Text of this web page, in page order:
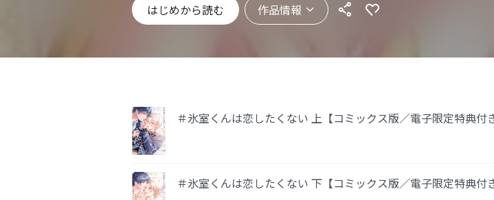
はじめから読む 作品情報
＃氷室くんは恋したくない 上【コミックス版／電子限定特典付
＃氷室くんは恋したくない 下【コミックス版／電子限定特典付